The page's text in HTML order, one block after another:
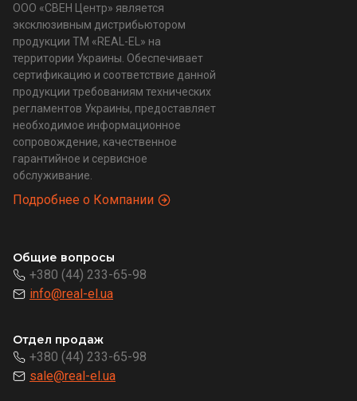
ООО «СВЕН Центр» является
эксклюзивным дистрибьютором
продукции ТМ «REAL-EL» на
территории Украины. Обеспечивает
сертификацию и соответствие данной
продукции требованиям технических
регламентов Украины, предоставляет
необходимое информационное
сопровождение, качественное
гарантийное и сервисное
обслуживание.
Подробнее о Компании
Общие вопросы
+380 (44) 233-65-98
info@real-el.ua
Отдел продаж
+380 (44) 233-65-98
sale@real-el.ua